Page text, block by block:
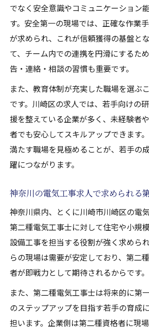
電気工事の現場で求められる
え
第二種電気工事士が活躍す
紹介
電気工事現場での若手のキャ
例
未経験者が現場で学べる電気
は
キャリア形成を支える川崎区の
電気工事士2種資格を活かし
川崎区で将来性重視の電気工
若手が長く働ける電気工事求
安定した電気工事職場選びで
略
電気工事士としてのキャリア
くり
電気工事士2種資格を活かした転
電気工事士2種で広がる転職
でなく安全意識やコミュニケーション
す。安全第一の現場では、正確な作業
が求められ、これが信頼獲得の基盤と
て、チーム内での連携を円滑にするた
告・連絡・相談の習慣も重要です。
また、教育体制が充実した職場を選ぶ
です。川崎区の求人では、若手向けの
援を整えている企業が多く、未経験者
者でも安心してスキルアップできます
満たす職場を見極めることが、若手の
躍につながります。
神奈川の電気工事求人で求められる
神奈川県内、とくに川崎市川崎区の電
第二種電気工事士に対して住宅や小規
設備工事を担当する役割が強く求めら
らの現場は需要が安定しており、第二
者が即戦力として期待されるからです。
また、第二種電気工事士は将来的に第
のステップアップを目指す若手の育成
担います。企業側は第二種資格者に現